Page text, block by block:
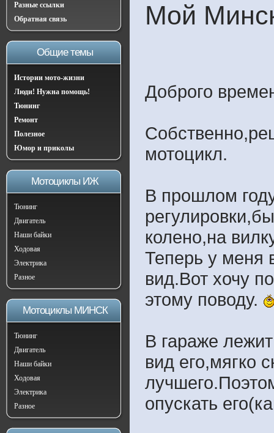
Разные ссылки
Обратная связь
Общие темы
Истории мото-жизни
Люди! Нужна помощь!
Тюнинг
Ремонт
Полезное
Юмор и приколы
Мотоциклы ИЖ
Тюнинг
Двигатель
Наши байки
Ходовая
Электрика
Разное
Мотоциклы МИНСК
Тюнинг
Двигатель
Наши байки
Ходовая
Электрика
Разное
Мой
Доброго
мотоцикл.
В прошлом
колено,на
Теперь у меня
вид.Вот хочу
этому поводу.
В гараже
вид его,мягко
опускать